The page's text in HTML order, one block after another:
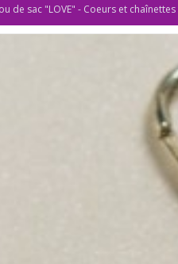
de sac "LOVE" - Coeurs et